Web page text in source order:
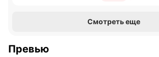
Смотреть еще
Превью